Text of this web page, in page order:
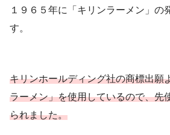
１９６５年に「キリンラーメン」の
す。
キリンホールディング社の商標出願
ラーメン」を使用しているので、先
られました。